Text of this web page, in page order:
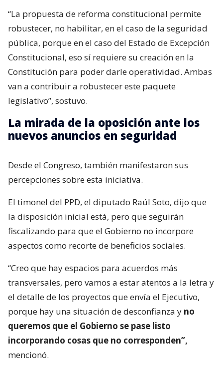
“La propuesta de reforma constitucional permite
robustecer, no habilitar, en el caso de la seguridad
pública, porque en el caso del Estado de Excepción
Constitucional, eso sí requiere su creación en la
Constitución para poder darle operatividad. Ambas
van a contribuir a robustecer este paquete
legislativo”, sostuvo.
La mirada de la oposición ante los
nuevos anuncios en seguridad
Desde el Congreso, también manifestaron sus
percepciones sobre esta iniciativa.
El timonel del PPD, el diputado Raúl Soto, dijo que
la disposición inicial está, pero que seguirán
fiscalizando para que el Gobierno no incorpore
aspectos como recorte de beneficios sociales.
“Creo que hay espacios para acuerdos más
transversales, pero vamos a estar atentos a la letra y
el detalle de los proyectos que envía el Ejecutivo,
porque hay una situación de desconfianza y no
queremos que el Gobierno se pase listo
incorporando cosas que no corresponden”,
mencionó.